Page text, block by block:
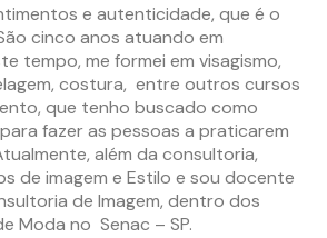
e autenticidade, que é o
cinco anos atuando em
tempo, me formei em visagismo,
costura, entre outros cursos
que tenho buscado como
fazer as pessoas a praticarem
além da consultoria,
de imagem e Estilo e sou docente
de Imagem, dentro dos
Moda no Senac – SP.